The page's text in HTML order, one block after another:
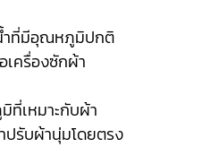
ำที่มีอุณหภูมิปกติ
ครื่องซักผ้า
ที่เหมาะกับผ้า
ปรับผ้านุ่มโดยตรง